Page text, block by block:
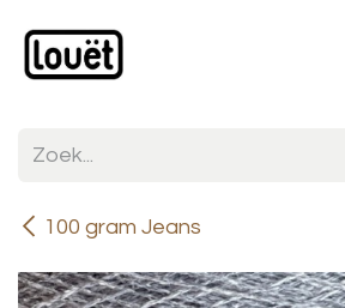
100 gram Jeans